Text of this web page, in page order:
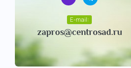
E-mail:
zapros@centrosad.ru